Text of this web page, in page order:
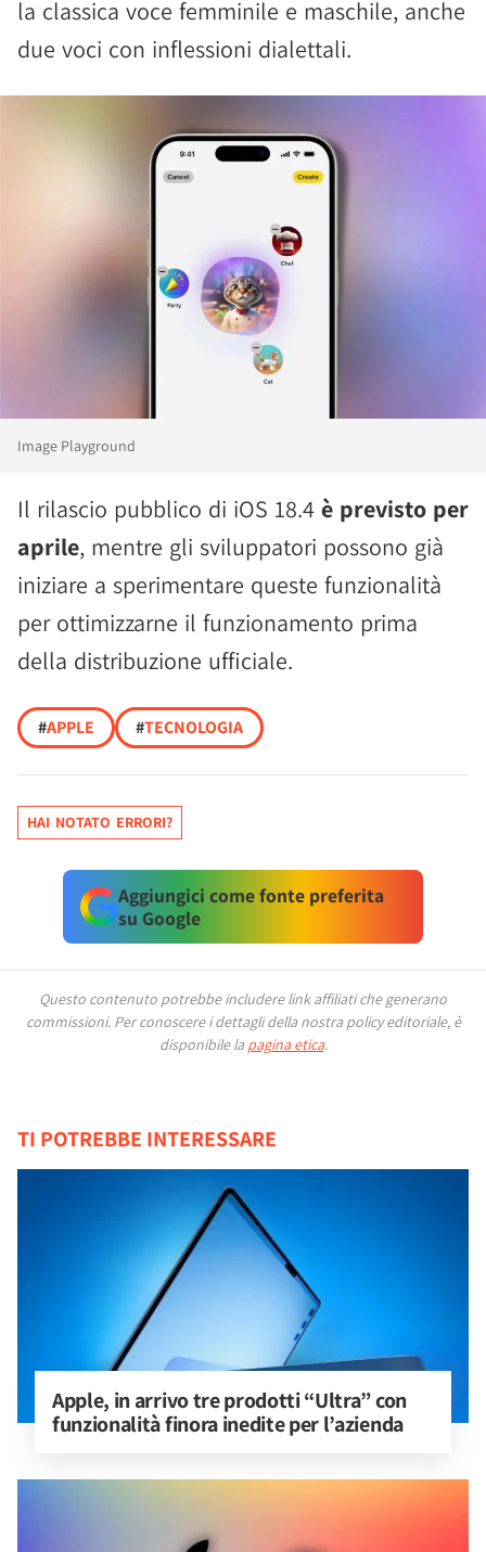
la classica voce femminile e maschile, anche
due voci con inflessioni dialettali.
Image Playground
Il rilascio pubblico di iOS 18.4 è previsto per
aprile, mentre gli sviluppatori possono già
iniziare a sperimentare queste funzionalità
per ottimizzarne il funzionamento prima
della distribuzione ufficiale.
#APPLE #TECNOLOGIA
HAI NOTATO ERRORI?
Aggiungici come fonte preferita
su Google
Questo contenuto potrebbe includere link affiliati che generano
commissioni. Per conoscere i dettagli della nostra policy editoriale, è
disponibile la pagina etica.
TI POTREBBE INTERESSARE
Apple, in arrivo tre prodotti “Ultra” con
funzionalità finora inedite per l’azienda